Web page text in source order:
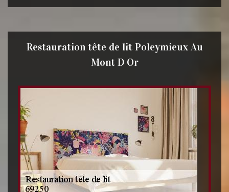
Restauration tête de lit Poleymieux Au
Mont D Or